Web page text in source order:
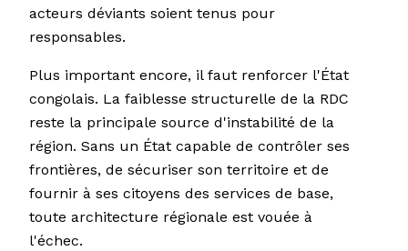
acteurs déviants soient tenus pour
responsables.
Plus important encore, il faut renforcer l'État
congolais. La faiblesse structurelle de la RDC
reste la principale source d'instabilité de la
région. Sans un État capable de contrôler ses
frontières, de sécuriser son territoire et de
fournir à ses citoyens des services de base,
toute architecture régionale est vouée à
l'échec.